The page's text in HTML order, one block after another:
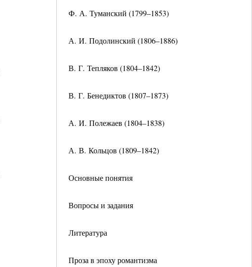
Ф. А. Туманский (1799–1853)
А. И. Подолинский (1806–1886)
В. Г. Тепляков (1804–1842)
В. Г. Бенедиктов (1807–1873)
А. И. Полежаев (1804–1838)
А. В. Кольцов (1809–1842)
Основные понятия
Вопросы и задания
Литература
Проза в эпоху романтизма